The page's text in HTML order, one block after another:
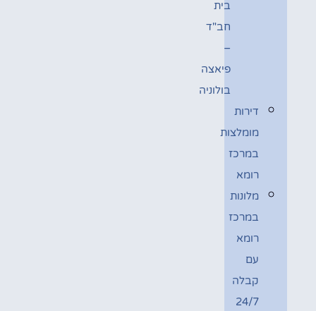
בית
חב"ד
–
פיאצה
בולוניה
דירות
מומלצות
במרכז
רומא
מלונות
במרכז
רומא
עם
קבלה
24/7